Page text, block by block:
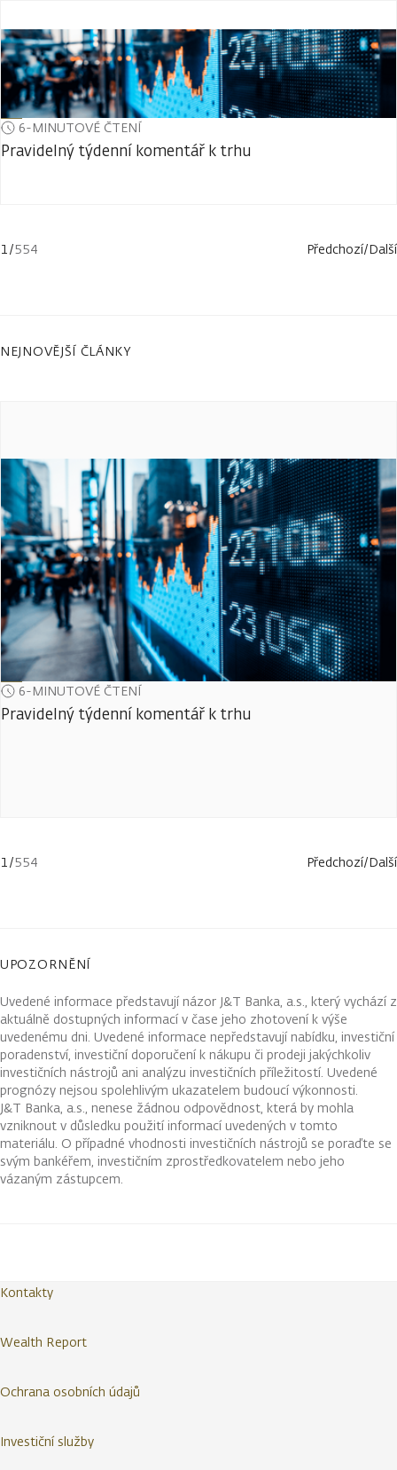
6-MINUTOVÉ ČTENÍ
Pravidelný týdenní komentář k trhu
1/554 Předchozí/Další
NEJNOVĚJŠÍ ČLÁNKY
6-MINUTOVÉ ČTENÍ
Pravidelný týdenní komentář k trhu
1/554 Předchozí/Další
UPOZORNĚNÍ
Uvedené informace představují názor J&T Banka, a.s., který vychází z
aktuálně dostupných informací v čase jeho zhotovení k výše
uvedenému dni. Uvedené informace nepředstavují nabídku, investiční
poradenství, investiční doporučení k nákupu či prodeji jakýchkoliv
investičních nástrojů ani analýzu investičních příležitostí. Uvedené
prognózy nejsou spolehlivým ukazatelem budoucí výkonnosti.
J&T Banka, a.s., nenese žádnou odpovědnost, která by mohla
vzniknout v důsledku použití informací uvedených v tomto
materiálu. O případné vhodnosti investičních nástrojů se poraďte se
svým bankéřem, investičním zprostředkovatelem nebo jeho
vázaným zástupcem.
Kontakty
Wealth Report
Ochrana osobních údajů
Investiční služby